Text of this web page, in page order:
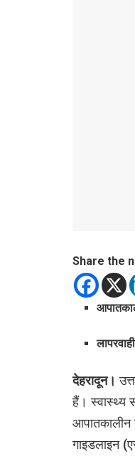
Share the
देहरादून।
हैं। स्वास्थ्य
आपातकालीन
गाइडलाइन